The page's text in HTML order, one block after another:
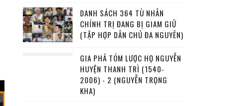
DANH SÁCH 364 TÙ NHÂN
CHÍNH TRỊ ĐANG BỊ GIAM GIỮ
(TẬP HỢP DÂN CHỦ ĐA NGUYÊN)
GIA PHẢ TÓM LƯỢC HỌ NGUYỄN
HUYỆN THANH TRÌ (1540-
2006) - 2 (NGUYỄN TRỌNG
KHA)